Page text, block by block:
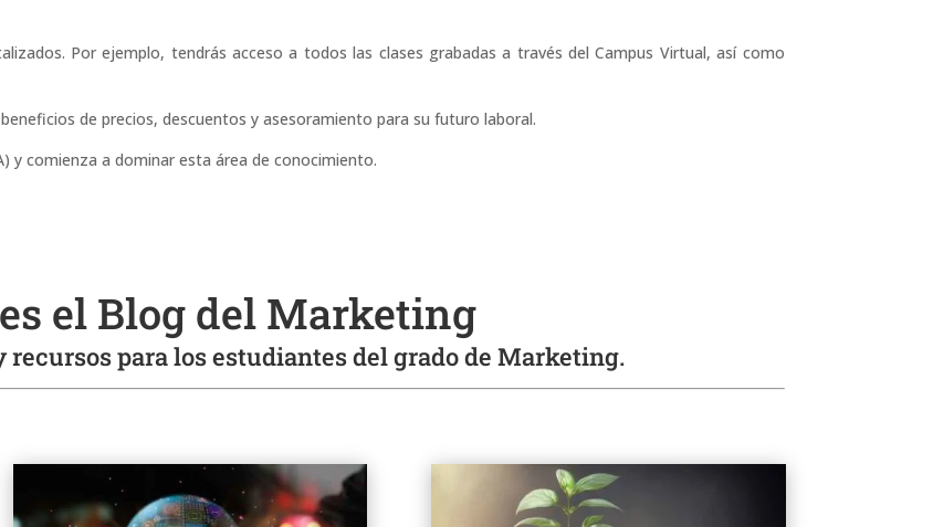
Por ejemplo, tendrás acceso a todos las clases grabadas a través del Campus Virtual, así como
de precios, descuentos y asesoramiento para su futuro laboral.
y comienza a dominar esta área de conocimiento.
el Blog del Marketing
recursos para los estudiantes del grado de Marketing.